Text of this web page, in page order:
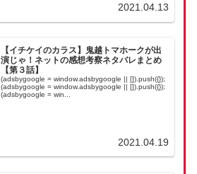
2021.04.13
【イチケイのカラス】鬼越トマホークが出
演じゃ！ネットの感想考察ネタバレまとめ
【第３話】
(adsbygoogle = window.adsbygoogle || []).push({});
(adsbygoogle = window.adsbygoogle || []).push({});
(adsbygoogle = win...
2021.04.19